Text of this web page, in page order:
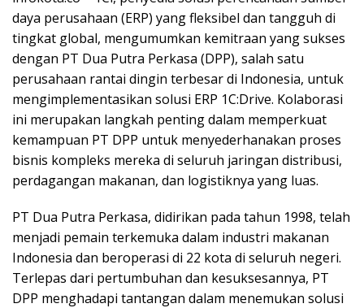
daya perusahaan (ERP) yang fleksibel dan tangguh di
tingkat global, mengumumkan kemitraan yang sukses
dengan PT Dua Putra Perkasa (DPP), salah satu
perusahaan rantai dingin terbesar di Indonesia, untuk
mengimplementasikan solusi ERP 1C:Drive. Kolaborasi
ini merupakan langkah penting dalam memperkuat
kemampuan PT DPP untuk menyederhanakan proses
bisnis kompleks mereka di seluruh jaringan distribusi,
perdagangan makanan, dan logistiknya yang luas.
PT Dua Putra Perkasa, didirikan pada tahun 1998, telah
menjadi pemain terkemuka dalam industri makanan
Indonesia dan beroperasi di 22 kota di seluruh negeri.
Terlepas dari pertumbuhan dan kesuksesannya, PT
DPP menghadapi tantangan dalam menemukan solusi